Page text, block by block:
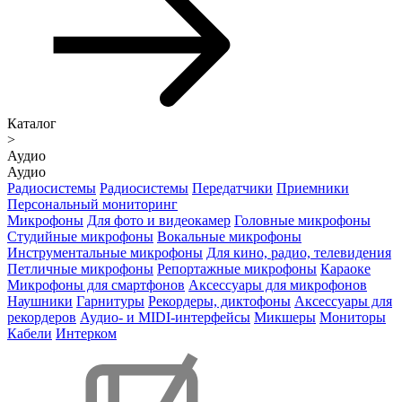
Каталог
>
Аудио
Аудио
Радиосистемы Радиосистемы Передатчики Приемники
Персональный мониторинг
Микрофоны Для фото и видеокамер Головные микрофоны
Студийные микрофоны Вокальные микрофоны
Инструментальные микрофоны Для кино, радио, телевидения
Петличные микрофоны Репортажные микрофоны Караоке
Микрофоны для смартфонов Аксессуары для микрофонов
Наушники Гарнитуры Рекордеры, диктофоны Аксессуары для
рекордеров Аудио- и MIDI-интерфейсы Микшеры Мониторы
Кабели Интерком